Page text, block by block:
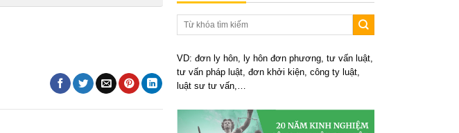
VD: đơn ly hôn, ly hôn đơn phương, tư vấn luật,
tư vấn pháp luật, đơn khởi kiện, công ty luật,
luật sư tư vấn,…